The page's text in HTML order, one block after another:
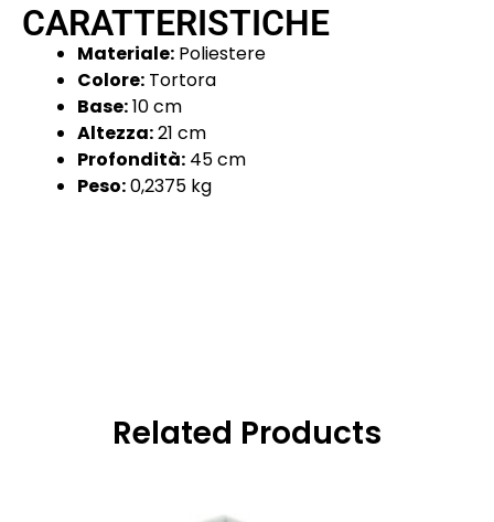
CARATTERISTICHE
Materiale: Poliestere
Colore: Tortora
Base:10 cm
Altezza:21 cm
Profondità: 45 cm
Peso:0,2375 kg
Related Products